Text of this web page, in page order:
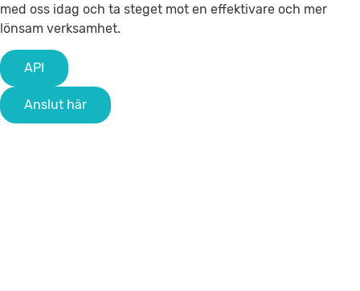
med oss idag och ta steget mot en effektivare och mer
lönsam verksamhet.
API
Anslut här